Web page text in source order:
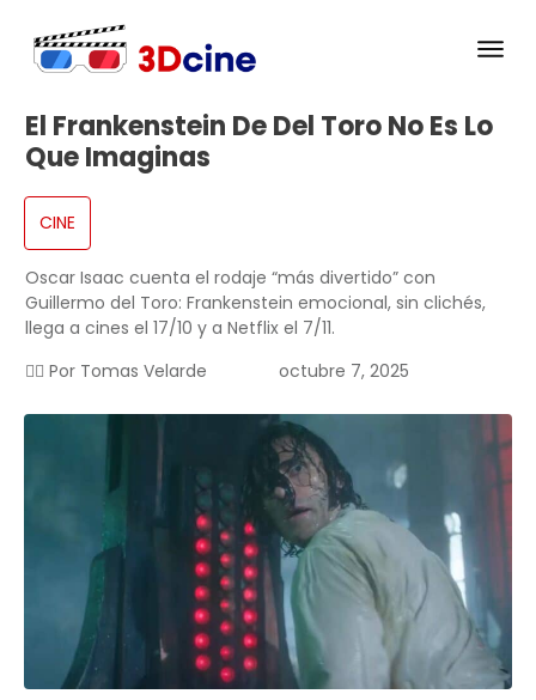
El Frankenstein De Del Toro No Es Lo
Que Imaginas
CINE
Oscar Isaac cuenta el rodaje “más divertido” con
Guillermo del Toro: Frankenstein emocional, sin clichés,
llega a cines el 17/10 y a Netflix el 7/11.
✍🏻 Por Tomas Velarde octubre 7, 2025